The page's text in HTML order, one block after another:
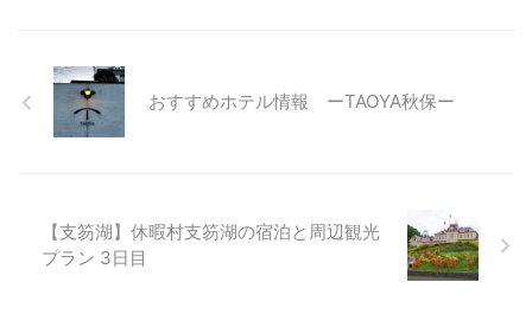
おすすめホテル情報 ーTAOYA秋保ー
【支笏湖】休暇村支笏湖の宿泊と周辺観光
プラン 3日目